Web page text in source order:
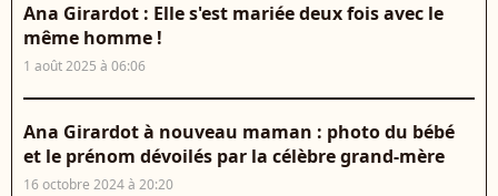
Ana Girardot : Elle s'est mariée deux fois avec le
même homme !
1 août 2025 à 06:06
Ana Girardot à nouveau maman : photo du bébé
et le prénom dévoilés par la célèbre grand-mère
16 octobre 2024 à 20:20